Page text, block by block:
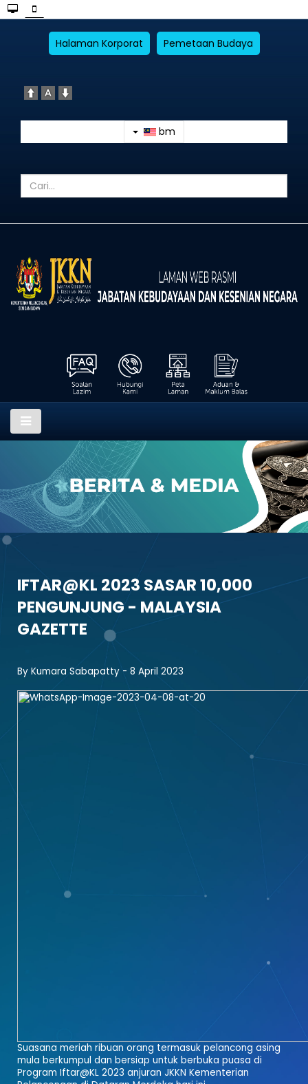
Halaman Korporat Pemetaan Budaya
bm
IFTAR@KL 2023 SASAR 10,000
PENGUNJUNG - MALAYSIA
GAZETTE
By Kumara Sabapatty - 8 April 2023
Suasana meriah ribuan orang termasuk pelancong asing
mula berkumpul dan bersiap untuk berbuka puasa di
Program Iftar@KL 2023 anjuran JKKN Kementerian